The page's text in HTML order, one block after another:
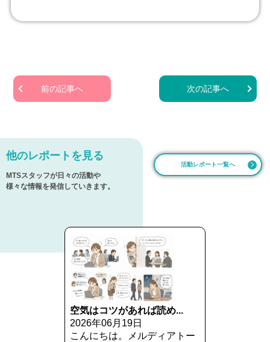
前の記事へ 次の記事へ
他のレポートを見る
MTSスタッフが日々の活動や
様々な情報を発信していきます。
活動レポート一覧へ
空気はコツがあれば読め...
2026年06月19日
こんにちは。メルディアトー